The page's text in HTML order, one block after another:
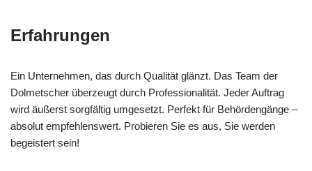
Erfahrungen
Ein Unternehmen, das durch Qualität glänzt. Das Team der
Dolmetscher überzeugt durch Professionalität. Jeder Auftrag
wird äußerst sorgfältig umgesetzt. Perfekt für Behördengänge –
absolut empfehlenswert. Probieren Sie es aus, Sie werden
begeistert sein!